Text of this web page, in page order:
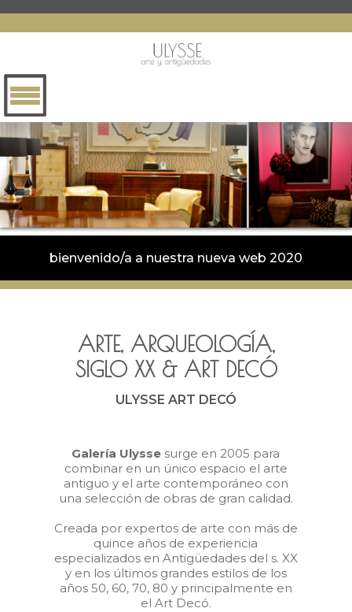
bienvenido/a a nuestra nueva web 2020
ARTE, ARQUEOLOGÍA,
SIGLO XX &ART DECÓ
ULYSSE ART DECÓ
Galería Ulysse surge en 2005 para
combinar en un único espacio el arte
antiguo y el arte contemporáneo con
una selección de obras de gran calidad.
Creada por expertos de arte con más de
quince años de experiencia
especializados en Antigüedades del s. XX
y en los últimos grandes estilos de los
años 50, 60, 70, 80 y principalmente en
el Art Decó.